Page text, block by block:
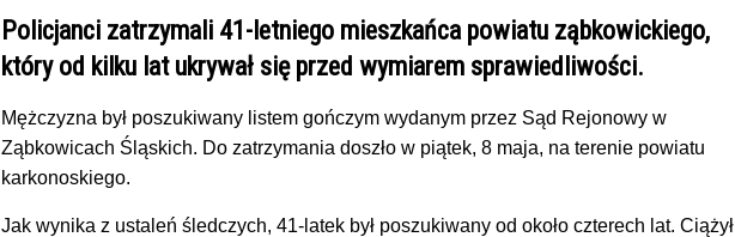
Policjanci zatrzymali 41-letniego mieszkańca powiatu ząbkowickiego,
który od kilku lat ukrywał się przed wymiarem sprawiedliwości.
Mężczyzna był poszukiwany listem gończym wydanym przez Sąd Rejonowy w
Ząbkowicach Śląskich. Do zatrzymania doszło w piątek, 8 maja, na terenie powiatu
karkonoskiego.
Jak wynika z ustaleń śledczych, 41-latek był poszukiwany od około czterech lat. Ciążył